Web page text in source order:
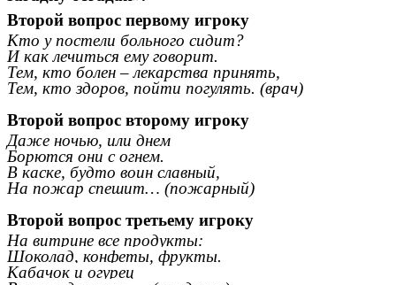
Второй вопрос первому игроку
Кто у постели больного сидит?
И как лечиться ему говорит.
Тем, кто болен – лекарства принять,
Тем, кто здоров, пойти погулять. (врач)
Второй вопрос второму игроку
Даже ночью, или днем
Борются они с огнем.
В каске, будто воин славный,
На пожар спешит… (пожарный)
Второй вопрос третьему игроку
На витрине все продукты:
Шоколад, конфеты, фрукты.
Кабачок и огурец